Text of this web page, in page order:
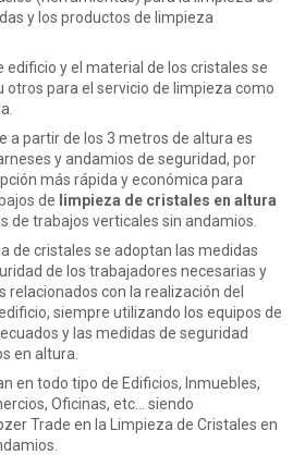
y los productos de limpieza
edificio y el material de los cristales se
otros para el servicio de limpieza como
a partir de los 3 metros de altura es
y andamios de seguridad, por
más rápida y económica para
de limpieza de cristales en altura
de trabajos verticales sin andamios.
de cristales se adoptan las medidas
de los trabajadores necesarias y
relacionados con la realización del
siempre utilizando los equipos de
y las medidas de seguridad
en altura.
en todo tipo de Edificios, Inmuebles,
Oficinas, etc... siendo
Trade en la Limpieza de Cristales en